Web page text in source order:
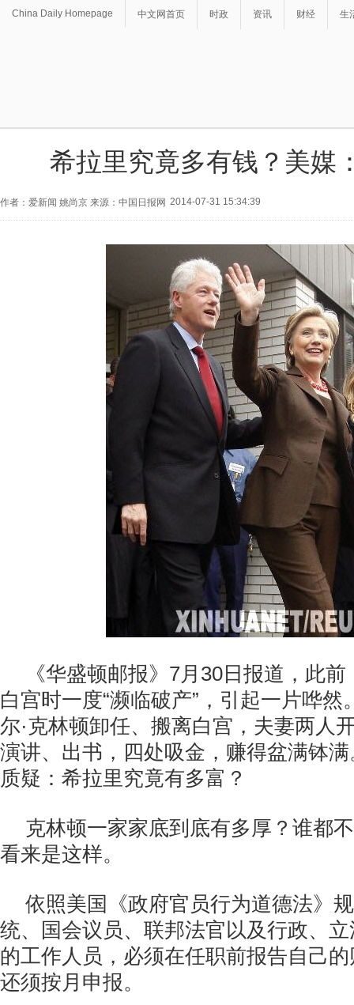
China Daily Homepage 中文网首页 时政 资讯 财经 生
希拉里究竟多有钱？美媒
作者：爱新闻 姚尚京 来源：中国日报网 2014-07-31 15:34:39
《华盛顿邮报》7月30日报道，此
白宫时一度“濒临破产”，引起一片哗然
尔·克林顿卸任、搬离白宫，夫妻两人
演讲、出书，四处吸金，赚得盆满钵
质疑：希拉里究竟有多富？
克林顿一家家底到底有多厚？谁都
看来是这样。
依照美国《政府官员行为道德法》
统、国会议员、联邦法官以及行政、
的工作人员，必须在任职前报告自己
还须按月申报。